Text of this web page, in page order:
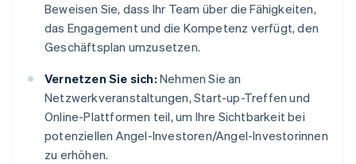
Beweisen Sie, dass Ihr Team über die Fähigkeiten,
das Engagement und die Kompetenz verfügt, den
Geschäftsplan umzusetzen.
Vernetzen Sie sich: Nehmen Sie an
Netzwerkveranstaltungen, Start-up-Treffen und
Online-Plattformen teil, um Ihre Sichtbarkeit bei
potenziellen Angel-Investoren/Angel-Investorinnen
zu erhöhen.